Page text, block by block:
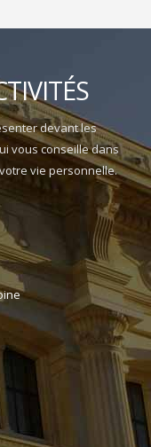
devant les
vous conseille dans
vie personnelle.